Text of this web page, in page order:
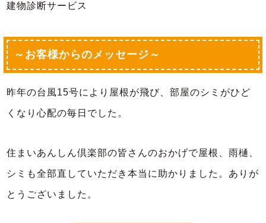
建物診断サービス
～お客様からのメッセージ～
昨年の台風15号により屋根が飛び、部屋のシミがひど
くなり心配の毎日でした。
住まいあんしん倶楽部の皆さんのおかげで屋根、雨樋、
シミも全部直していただき本当に助かりました。ありが
とうございました。